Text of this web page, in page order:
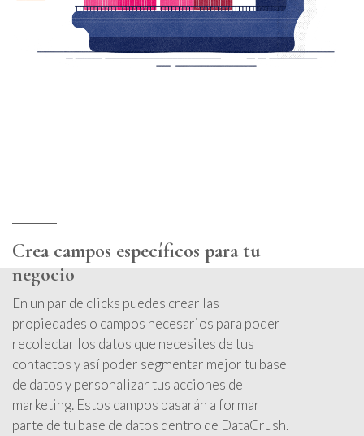
Crea campos específicos para tu
negocio
En un par de clicks puedes crear las
propiedades o campos necesarios para poder
recolectar los datos que necesites de tus
contactos y así poder segmentar mejor tu base
de datos y personalizar tus acciones de
marketing. Estos campos pasarán a formar
parte de tu base de datos dentro de DataCrush.